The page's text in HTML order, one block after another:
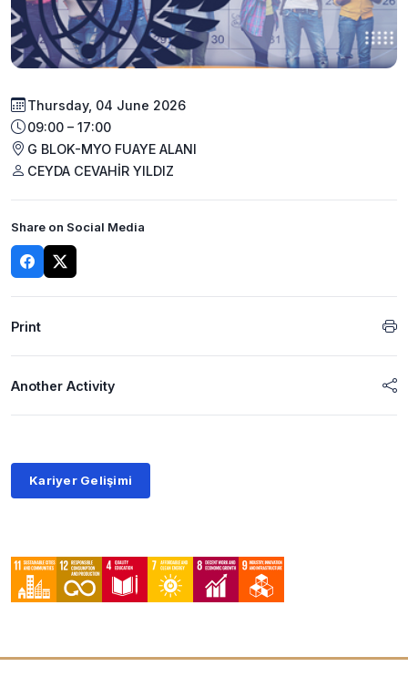
Thursday, 04 June 2026
09:00 – 17:00
G BLOK-MYO FUAYE ALANI
CEYDA CEVAHİR YILDIZ
Share on Social Media
Print
Another Activity
Kariyer Gelişimi